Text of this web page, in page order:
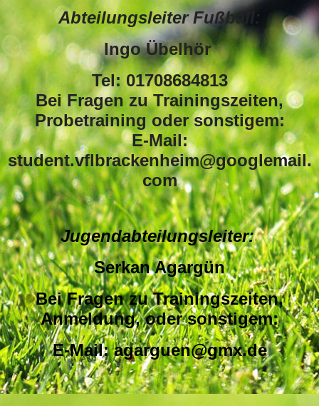
Abteilungsleiter Fußball:
Ingo Übelhör
Tel: 01708684813
Bei Fragen zu Trainingszeiten,
Probetraining oder sonstigem:
E-Mail:
student.vflbrackenheim@googlemail.
com
Jugendabteilungsleiter:
Serkan Agargün
Bei Fragen zu Trainingszeiten,
Anmeldung, oder sonstigem:
E-Mail: agarguen@gmx.de